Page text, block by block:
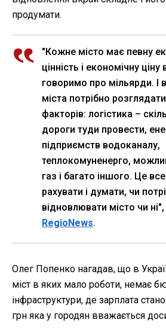
продумати.
"Кожне місто має певну
цінність і економічну
говоримо про мільярди. І
міста потрібно
факторів: логістика –
дороги туди провести,
підприємств водоканалу,
теплокомуненерго,
газ і багато іншого. Це
рахувати і думати, чи
відновлювати місто чи ні",
RegioNews.
Олег Попенко нагадав, що в
міст в яких мало роботи, немає
інфраструктури, де зарплата
грн яка у городян вважається